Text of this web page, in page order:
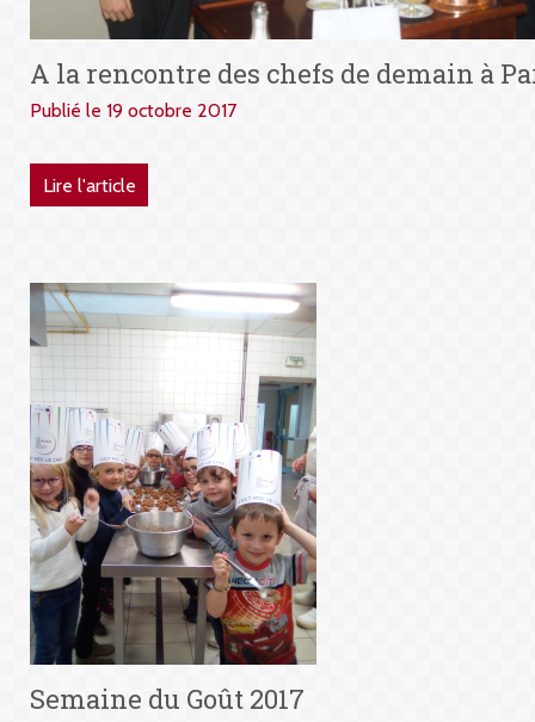
A la rencontre des chefs de demain à
Publié le 19 octobre 2017
Lire l'article
Semaine du Goût 2017